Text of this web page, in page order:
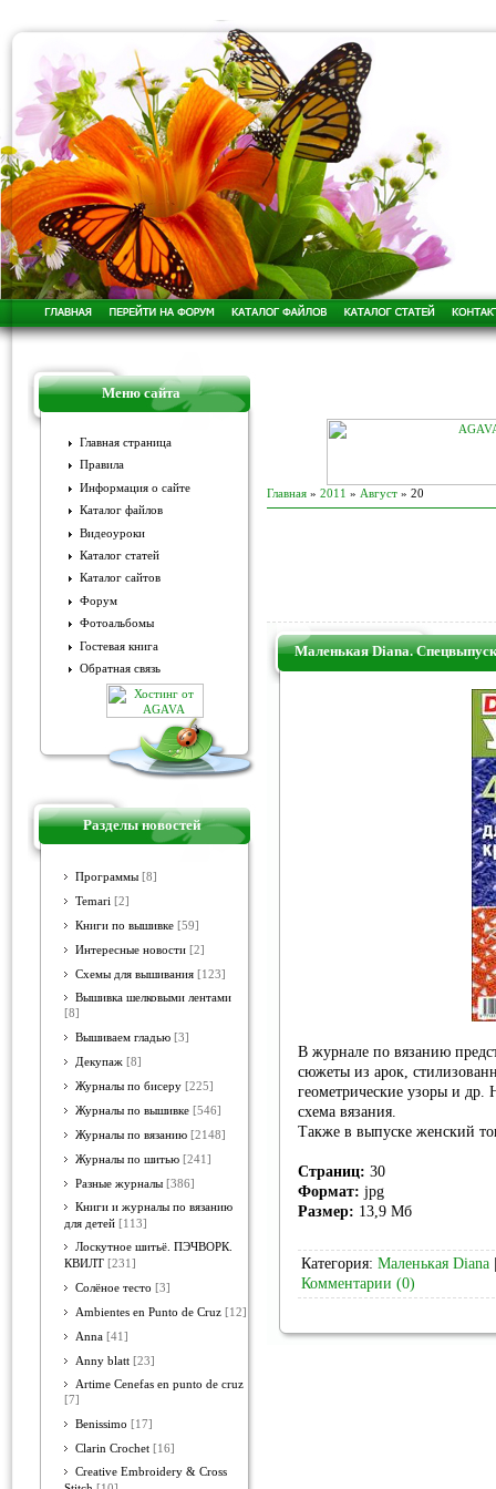
Меню сайта
Главная страница
Правила
Информация о сайте
Каталог файлов
Видеоуроки
Каталог статей
Каталог сайтов
Форум
Фотоальбомы
Гостевая книга
Обратная связь
Разделы новостей
Программы [8]
Temari [2]
Книги по вышивке [59]
Интересные новости [2]
Схемы для вышивания [123]
Вышивка шелковыми лентами
[8]
Вышиваем гладью [3]
Декупаж [8]
Журналы по бисеру [225]
Журналы по вышивке [546]
Журналы по вязанию [2148]
Журналы по шитью [241]
Разные журналы [386]
Книги и журналы по вязанию
для детей [113]
Лоскутное шитьё. ПЭЧВОРК.
КВИЛТ [231]
Солёное тесто [3]
Ambientes en Punto de Cruz [12]
Anna [41]
Anny blatt [23]
Artime Cenefas en punto de cruz
[7]
Benissimo [17]
Clarin Crochet [16]
Creative Embroidery & Cross
Главная » 2011 » Август » 20
Маленькая Diana.
В журнале по вязанию
сюжеты из арок,
геометрические узоры и др.
схема вязания.
Также в выпуске женский
Страниц: 30
Формат: jpg
Размер: 13,9 Мб
Категория: Маленькая Diana
Комментарии (0)